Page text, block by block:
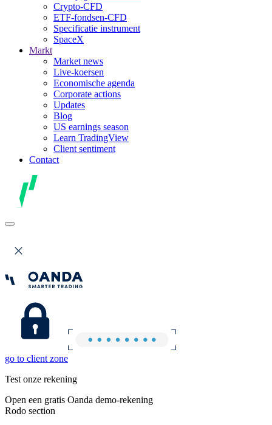
Crypto-CFD
ETF-fondsen-CFD
Specificatie instrument
SpaceX
Markt
Market news
Live-koersen
Economische agenda
Corporate actions
Updates
Blog
US earnings season
Learn TradingView
Client sentiment
Contact
go to client zone
Test onze rekening
Open een gratis Oanda demo-rekening
Rodo section